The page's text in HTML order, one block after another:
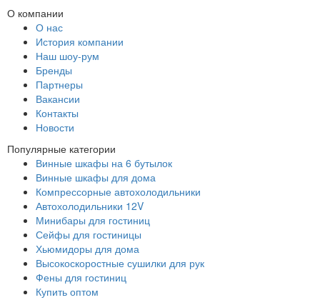
О компании
О нас
История компании
Наш шоу-рум
Бренды
Партнеры
Вакансии
Контакты
Новости
Популярные категории
Винные шкафы на 6 бутылок
Винные шкафы для дома
Компрессорные автохолодильники
Автохолодильники 12V
Минибары для гостиниц
Сейфы для гостиницы
Хьюмидоры для дома
Высокоскоростные сушилки для рук
Фены для гостиниц
Купить оптом